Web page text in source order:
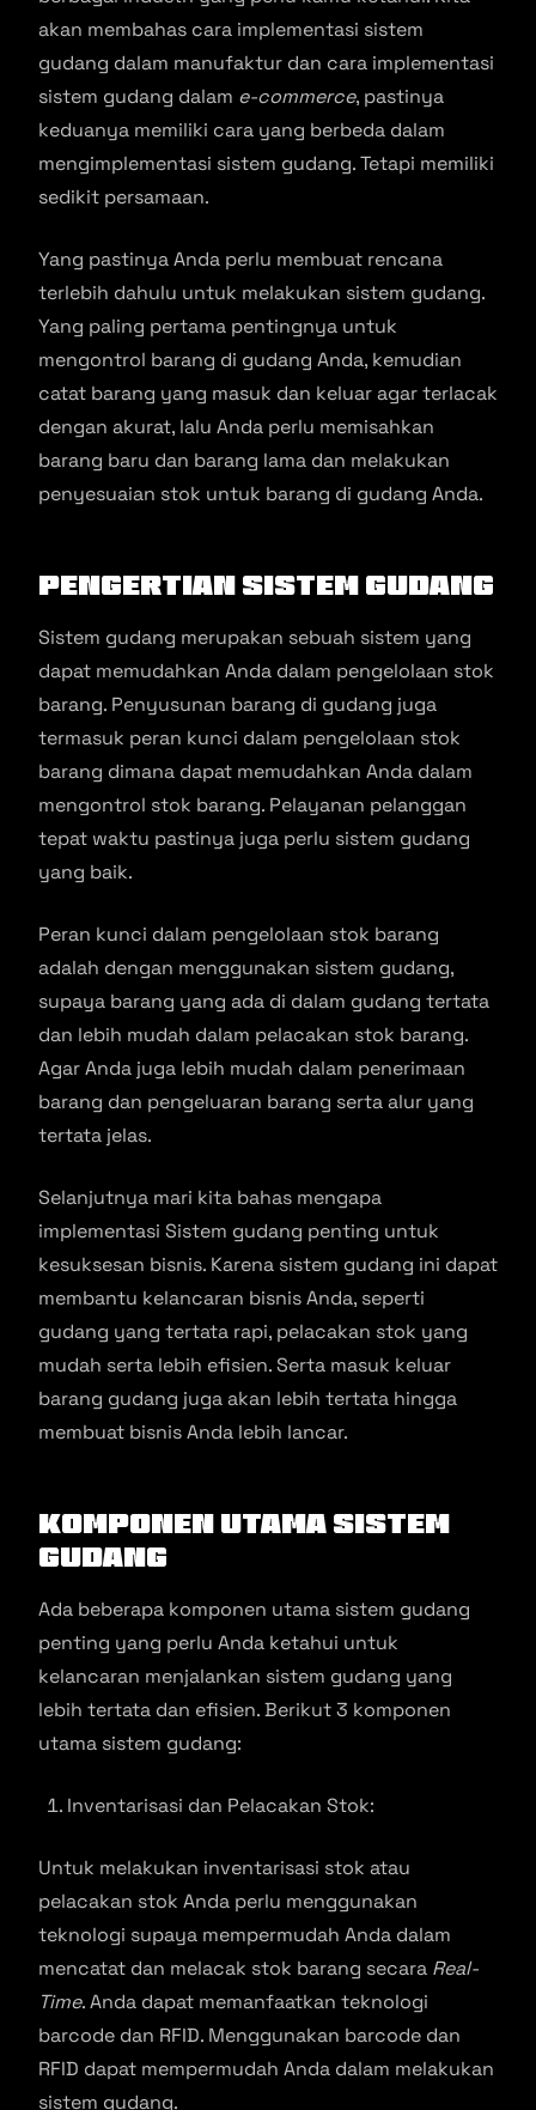
akan membahas cara implementasi sistem
gudang dalam manufaktur dan cara implementasi
sistem gudang dalam e-commerce, pastinya
keduanya memiliki cara yang berbeda dalam
mengimplementasi sistem gudang. Tetapi memiliki
sedikit persamaan.
Yang pastinya Anda perlu membuat rencana
terlebih dahulu untuk melakukan sistem gudang.
Yang paling pertama pentingnya untuk
mengontrol barang di gudang Anda, kemudian
catat barang yang masuk dan keluar agar terlacak
dengan akurat, lalu Anda perlu memisahkan
barang baru dan barang lama dan melakukan
penyesuaian stok untuk barang di gudang Anda.
Pengertian Sistem Gudang
Sistem gudang merupakan sebuah sistem yang
dapat memudahkan Anda dalam pengelolaan stok
barang. Penyusunan barang di gudang juga
termasuk peran kunci dalam pengelolaan stok
barang dimana dapat memudahkan Anda dalam
mengontrol stok barang. Pelayanan pelanggan
tepat waktu pastinya juga perlu sistem gudang
yang baik.
Peran kunci dalam pengelolaan stok barang
adalah dengan menggunakan sistem gudang,
supaya barang yang ada di dalam gudang tertata
dan lebih mudah dalam pelacakan stok barang.
Agar Anda juga lebih mudah dalam penerimaan
barang dan pengeluaran barang serta alur yang
tertata jelas.
Selanjutnya mari kita bahas mengapa
implementasi Sistem gudang penting untuk
kesuksesan bisnis. Karena sistem gudang ini dapat
membantu kelancaran bisnis Anda, seperti
gudang yang tertata rapi, pelacakan stok yang
mudah serta lebih efisien. Serta masuk keluar
barang gudang juga akan lebih tertata hingga
membuat bisnis Anda lebih lancar.
Komponen Utama Sistem
Gudang
Ada beberapa komponen utama sistem gudang
penting yang perlu Anda ketahui untuk
kelancaran menjalankan sistem gudang yang
lebih tertata dan efisien. Berikut 3 komponen
utama sistem gudang:
Inventarisasi dan Pelacakan Stok:
Untuk melakukan inventarisasi stok atau
pelacakan stok Anda perlu menggunakan
teknologi supaya mempermudah Anda dalam
mencatat dan melacak stok barang secara Real-
Time. Anda dapat memanfaatkan teknologi
barcode dan RFID. Menggunakan barcode dan
RFID dapat mempermudah Anda dalam melakukan
sistem gudang.